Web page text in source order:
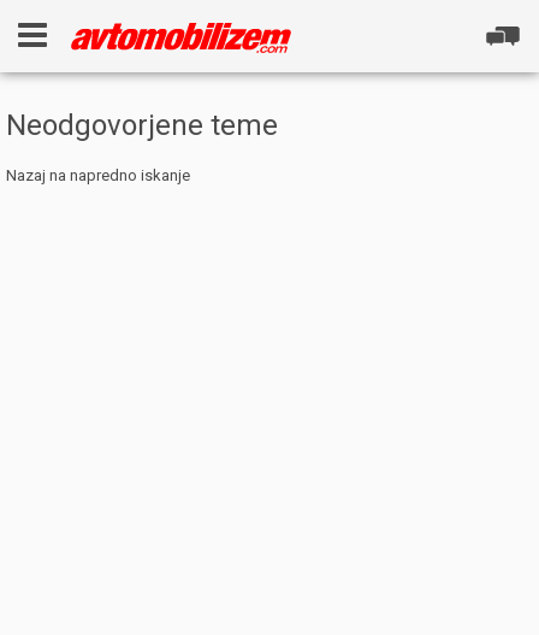
Neodgovorjene teme
Nazaj na napredno iskanje